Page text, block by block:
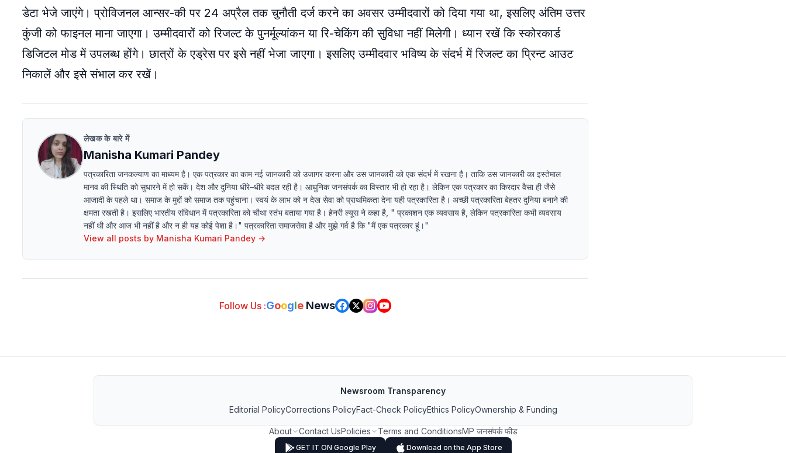
डेटा भेजे जाएंगे। प्रोविजनल आन्सर-की पर 24 अप्रैल तक चुनौती दर्ज करने का अवसर उम्मीदवारों को दिया गया था, इसलिए अंतिम उत्तर
कुंजी को फाइनल माना जाएगा। उम्मीदवारों को रिजल्ट के पुनर्मूल्यांकन या रि-चेकिंग की सुविधा नहीं मिलेगी। ध्यान रखें कि स्कोरकार्ड
डिजिटल मोड में उपलब्ध होंगे। छात्रों के एड्रेस पर इसे नहीं भेजा जाएगा। इसलिए उम्मीदवार भविष्य के संदर्भ में रिजल्ट का प्रिन्ट आउट
निकालें और इसे संभाल कर रखें।
लेखक के बारे में
Manisha Kumari Pandey
पत्रकारिता जनकल्याण का माध्यम है। एक पत्रकार का काम नई जानकारी को उजागर करना और उस जानकारी को एक संदर्भ में रखना है। ताकि उस जानकारी का इस्तेमाल
मानव की स्थिति को सुधारने में हो सकें। देश और दुनिया धीरे–धीरे बदल रही है। आधुनिक जनसंपर्क का विस्तार भी हो रहा है। लेकिन एक पत्रकार का किरदार वैसा ही जैसे
आजादी के पहले था। समाज के मुद्दों को समाज तक पहुंचाना। स्वयं के लाभ को न देख सेवा को प्राथमिकता देना यही पत्रकारिता है। अच्छी पत्रकारिता बेहतर दुनिया बनाने की
क्षमता रखती है। इसलिए भारतीय संविधान में पत्रकारिता को चौथा स्तंभ बताया गया है। हेनरी ल्यूस ने कहा है, " प्रकाशन एक व्यवसाय है, लेकिन पत्रकारिता कभी व्यवसाय
नहीं थी और आज भी नहीं है और न ही यह कोई पेशा है।" पत्रकारिता समाजसेवा है और मुझे गर्व है कि "मैं एक पत्रकार हूं।"
View all posts by Manisha Kumari Pandey →
Follow Us :Google News
Newsroom Transparency
Editorial PolicyCorrections PolicyFact-Check PolicyEthics PolicyOwnership & Funding
About Contact UsPolicies Terms and ConditionsMP जनसंपर्क फीड
GET IT ON Google Play Download on the App Store